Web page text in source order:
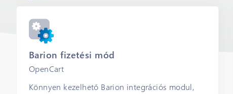
Barion fizetési mód
OpenCart
Könnyen kezelhető Barion integrációs modul,